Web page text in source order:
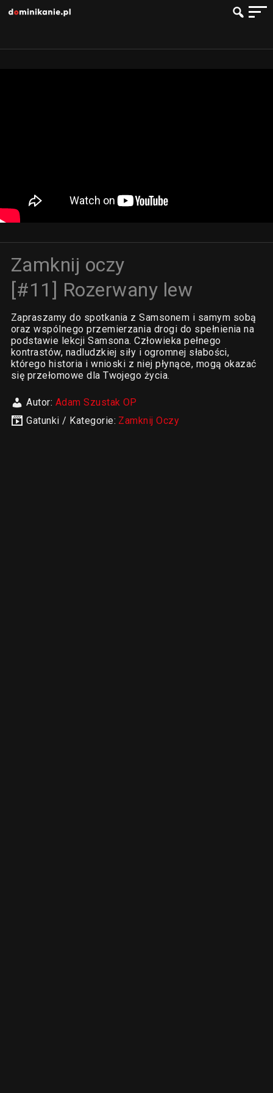
Zamknij oczy
[#11] Rozerwany lew
Zapraszamy do spotkania z Samsonem i samym sobą
oraz wspólnego przemierzania drogi do spełnienia na
podstawie lekcji Samsona. Człowieka pełnego
kontrastów, nadludzkiej siły i ogromnej słabości,
którego historia i wnioski z niej płynące, mogą okazać
się przełomowe dla Twojego życia.
Autor: Adam Szustak OP
Gatunki / Kategorie: Zamknij Oczy